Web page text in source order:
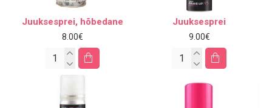
Juuksesprei, hõbedane
8.00€
Juuksesprei
9.00€